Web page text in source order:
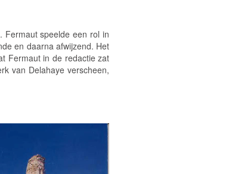
Fermaut speelde een rol in
en daarna afwijzend. Het
Fermaut in de redactie zat
van Delahaye verscheen,